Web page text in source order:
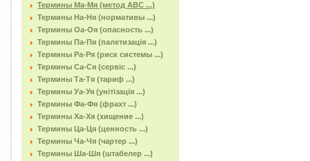
Термины Ма-Мя (метод АВС ...)
Термины На-Ня (нормативы ...)
Термины Оа-Оя (опасность ...)
Термины Па-Пя (палетизація ...)
Термины Ра-Ря (риск системы ...)
Термины Са-Ся (сервіс ...)
Термины Та-Тя (тариф ...)
Термины Уа-Уя (унітізація ...)
Термины Фа-Фя (фрахт ...)
Термины Ха-Хя (хищение ...)
Термины Ца-Ця (ценность ...)
Термины Ча-Чя (чартер ...)
Термины Ша-Шя (штабелер ...)